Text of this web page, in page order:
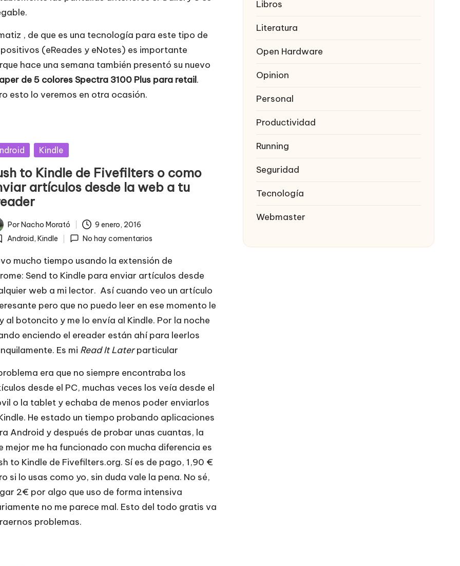
, de que es una tecnología para este tipo de
(eReades y eNotes) es importante
hace una semana también presentó su nuevo
de 5 colores Spectra 3100 Plus para retail.
esto lo veremos en otra ocasión.
Kindle
to Kindle de Fivefilters o como
artículos desde la web a tu
PorNacho Morató 9 enero, 2016
Android, Kindle No hay comentarios
mucho tiempo usando la extensión de
Send to Kindle para enviar artículos desde
web a mi lector. Así cuando veo un artículo
pero que no puedo leer en ese momento le
al botoncito y me lo envía al Kindle. Por la noche
enciendo el ereader están ahí para leerlos
Es mi Read It Laterparticular
era que no siempre encontraba los
desde el PC, muchas veces los veía desde el
o la tablet y echaba de menos poder enviarlos
He estado un tiempo probando aplicaciones
Android y después de probar unas cuantas, la
mejor me ha funcionado con mucha diferencia es
to Kindle de Fivefilters.org. Sí es de pago, 1,90 €
si lo usas como yo, sin duda vale la pena. No sé,
2€ por algo que uso de forma intensiva
no me parece mal. Esto del todo gratis va
problemas.
Libros
Literatura
Open Hardware
Opinion
Personal
Productividad
Running
Seguridad
Tecnología
Webmaster